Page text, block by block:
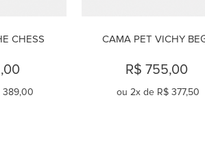
CHESS
389,00
CAMA PET VICHY
R$ 755,00
ou 2x de R$ 377,50